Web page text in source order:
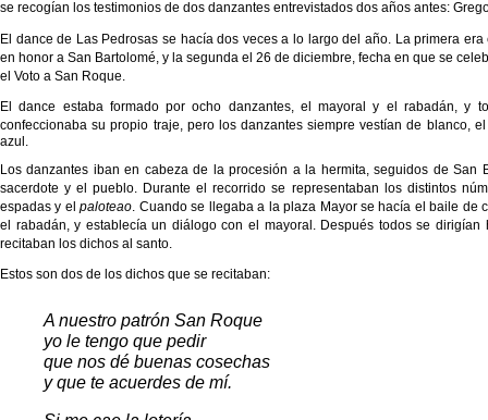
se recogían los testimonios de dos danzantes entrevistados dos años antes:
El dance de Las Pedrosas se hacía dos veces a lo largo del año. La primera
en honor a San Bartolomé, y la segunda el 26 de diciembre, fecha en que se
el Voto a San Roque.
El dance estaba formado por ocho danzantes, el mayoral y el rabadán, y
confeccionaba su propio traje, pero los danzantes siempre vestían de blanco,
azul.
Los danzantes iban en cabeza de la procesión a la hermita, seguidos de San
sacerdote y el pueblo. Durante el recorrido se representaban los distintos
espadas y elpaloteao . Cuando se llegaba a la plaza Mayor se hacía el baile de
el rabadán, y establecía un diálogo con el mayoral. Después todos se
recitaban los dichos al santo.
Estos son dos de los dichos que se recitaban:
A nuestro patrón San Roque
yo le tengo que pedir
que nos dé buenas cosechas
y que te acuerdes de mí.